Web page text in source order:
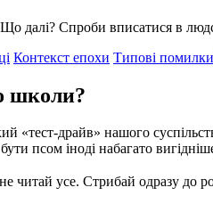
далі? Спроби вписатися в
Контекст епохи Типові помилки
школи?
«тест-драйв» нашого
псом іноді набагато
усе. Стрибай одразу до